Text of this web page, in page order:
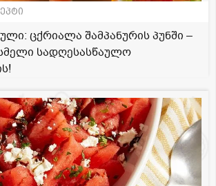
ცქრიალა შამპანურის პუნში –
სადღესასწაულო